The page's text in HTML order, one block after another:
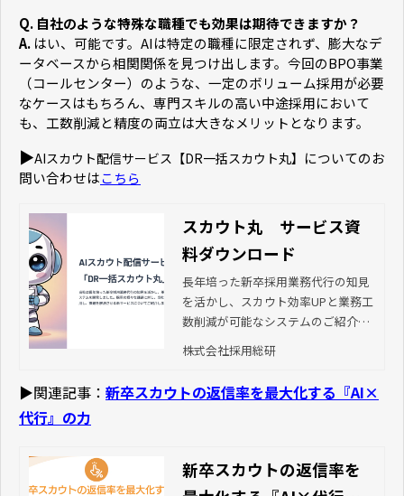
Q. 自社のような特殊な職種でも効果は期待できますか？
A. はい、可能です。AIは特定の職種に限定されず、膨大なデ
ータベースから相関関係を見つけ出します。今回のBPO事業
（コールセンター）のような、一定のボリューム採用が必要
なケースはもちろん、専門スキルの高い中途採用において
も、工数削減と精度の両立は大きなメリットとなります。
▶AIスカウト配信サービス【DR一括スカウト丸】 についてのお
問い合わせはこちら
スカウト丸 サービス資
料ダウンロード
長年培った新卒採用業務代行の知見
を活かし、スカウト効率UPと業務工
数削減が可能なシステムのご紹介資
料です。 当社の運用ノウハウとAIを
活用し、課題を解決させるサービス
株式会社採用総研
▶関連記事： 新卒スカウトの返信率を最大化する『AI×
代行』の力
新卒スカウトの返信率を